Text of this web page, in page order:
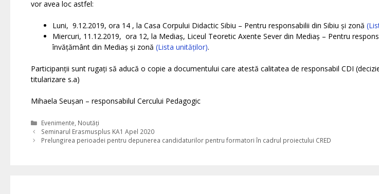
vor avea loc astfel:
Luni, 9.12.2019, ora 14 , la Casa Corpului Didactic Sibiu – Pentru responsabilii din Sibiu și zonă
Miercuri, 11.12.2019, ora 12, la Mediaș, Liceul Teoretic Axente Sever din Mediaș – Pentru
învățământ din Mediaș și zonă (Lista unităților).
Participanții sunt rugați să aducă o copie a documentului care atestă calitatea de responsabil CDI
titularizare s.a)
Mihaela Seușan – responsabilul Cercului Pedagogic
Categories
Evenimente Noutăți
Seminarul Erasmusplus KA1 Apel 2020
Prelungirea perioadei pentru depunerea candidaturilor pentru formatori în cadrul proiectului CRED